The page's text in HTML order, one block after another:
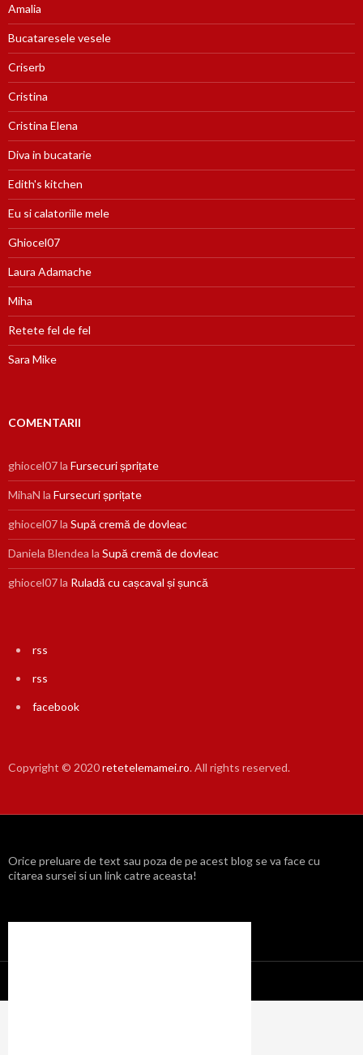
Amalia
Bucataresele vesele
Criserb
Cristina
Cristina Elena
Diva in bucatarie
Edith's kitchen
Eu si calatoriile mele
Ghiocel07
Laura Adamache
Miha
Retete fel de fel
Sara Mike
COMENTARII
ghiocel07la Fursecuri șprițate
MihaN la Fursecuri șprițate
ghiocel07la Supă cremă de dovleac
Daniela Blendea la Supă cremă de dovleac
ghiocel07la Ruladă cu cașcaval și șuncă
rss
rss
facebook
Copyright © 2020retetelemamei.ro. All rights reserved.
Orice preluare de text sau poza de pe acest blog se va face cu
citarea sursei si un link catre aceasta!